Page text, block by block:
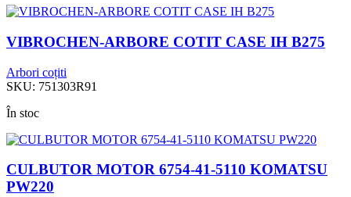
VIBROCHEN-ARBORE COTIT CASE IH B275
Arbori coțiti
SKU: 751303R91
În stoc
CULBUTOR MOTOR 6754-41-5110 KOMATSU
PW220